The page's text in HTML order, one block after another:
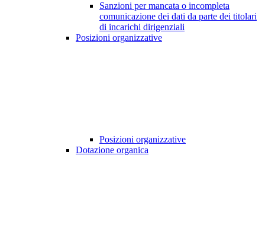
Sanzioni per mancata o incompleta
comunicazione dei dati da parte dei titolari
di incarichi dirigenziali
Posizioni organizzative
Posizioni organizzative
Dotazione organica